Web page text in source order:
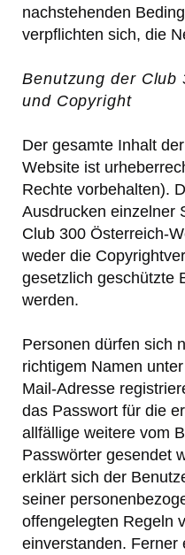
nachstehenden
verpflichten sich, die
Benutzung der Club
und Copyright
Der gesamte Inhalt
Website ist
Rechte vorbehalten).
Ausdrucken einzelner
Club 300 Österreich-
weder die
gesetzlich geschützte
werden.
Personen dürfen sich
richtigem Namen
Mail-Adresse
das Passwort für die
allfällige weitere vom
Passwörter gesendet
erklärt sich der
seiner
offengelegten Regeln
einverstanden. Ferner